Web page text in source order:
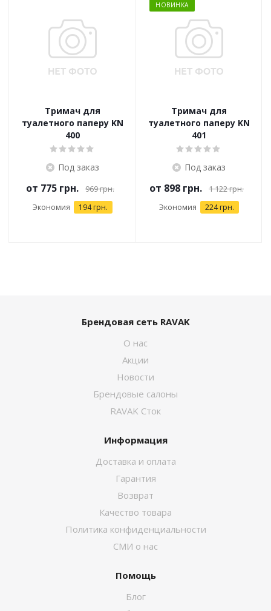
Тримач для
туалетного паперу KN
400
Под заказ
от 775 грн. 969 грн.
Экономия 194 грн.
НОВИНКА
Тримач для
туалетного паперу KN
401
Под заказ
от 898 грн. 1 122 грн.
Экономия 224 грн.
Брендовая сеть RAVAK
О нас
Акции
Новости
Брендовые салоны
RAVAK Сток
Информация
Доставка и оплата
Гарантия
Возврат
Качество товара
Политика конфиденциальности
СМИ о нас
Помощь
Блог